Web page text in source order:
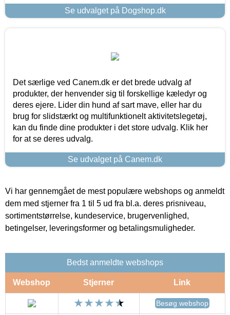
Se udvalget på Dogshop.dk
Det særlige ved Canem.dk er det brede udvalg af
produkter, der henvender sig til forskellige kæledyr og
deres ejere. Lider din hund af sart mave, eller har du
brug for slidstærkt og multifunktionelt aktivitetslegetøj,
kan du finde dine produkter i det store udvalg. Klik her
for at se deres udvalg.
Se udvalget på Canem.dk
Vi har gennemgået de mest populære webshops og anmeldt
dem med stjerner fra 1 til 5 ud fra bl.a. deres prisniveau,
sortimentstørrelse, kundeservice, brugervenlighed,
betingelser, leveringsformer og betalingsmuligheder.
Bedst anmeldte webshops
Webshop Stjerner Link
Besøg webshop